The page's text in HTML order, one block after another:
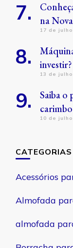
na
17 de
investir?
13 de
Saiba o
carimbo
10 de
CATEGORIAS
Acessórios
Almofada
almofada